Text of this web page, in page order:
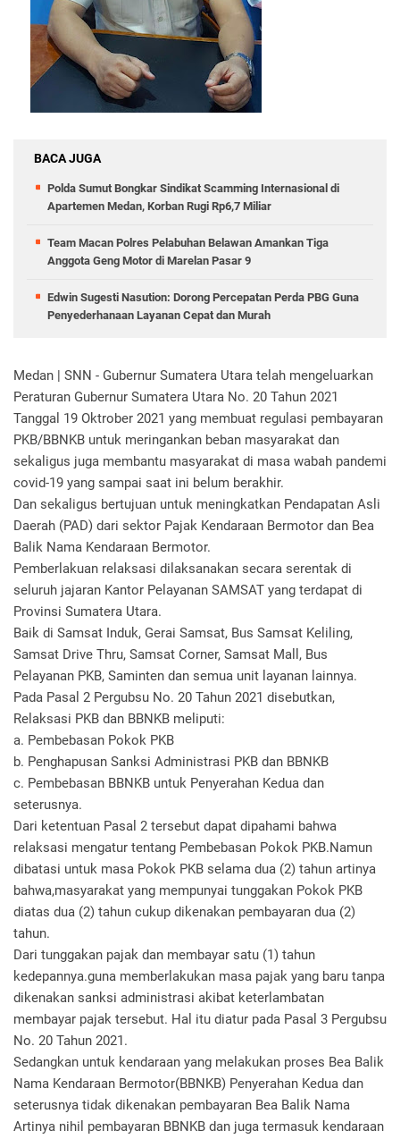
BACA JUGA
Polda Sumut Bongkar Sindikat Scamming Internasional di
Apartemen Medan, Korban Rugi Rp6,7 Miliar
Team Macan Polres Pelabuhan Belawan Amankan Tiga
Anggota Geng Motor di Marelan Pasar 9
Edwin Sugesti Nasution: Dorong Percepatan Perda PBG Guna
Penyederhanaan Layanan Cepat dan Murah
Medan | SNN - Gubernur Sumatera Utara telah mengeluarkan
Peraturan Gubernur Sumatera Utara No. 20 Tahun 2021
Tanggal 19 Oktrober 2021 yang membuat regulasi pembayaran
PKB/BBNKB untuk meringankan beban masyarakat dan
sekaligus juga membantu masyarakat di masa wabah pandemi
covid-19 yang sampai saat ini belum berakhir.
Dan sekaligus bertujuan untuk meningkatkan Pendapatan Asli
Daerah (PAD) dari sektor Pajak Kendaraan Bermotor dan Bea
Balik Nama Kendaraan Bermotor.
Pemberlakuan relaksasi dilaksanakan secara serentak di
seluruh jajaran Kantor Pelayanan SAMSAT yang terdapat di
Provinsi Sumatera Utara.
Baik di Samsat Induk, Gerai Samsat, Bus Samsat Keliling,
Samsat Drive Thru, Samsat Corner, Samsat Mall, Bus
Pelayanan PKB, Saminten dan semua unit layanan lainnya.
Pada Pasal 2 Pergubsu No. 20 Tahun 2021 disebutkan,
Relaksasi PKB dan BBNKB meliputi:
a. Pembebasan Pokok PKB
b. Penghapusan Sanksi Administrasi PKB dan BBNKB
c. Pembebasan BBNKB untuk Penyerahan Kedua dan
seterusnya.
Dari ketentuan Pasal 2 tersebut dapat dipahami bahwa
relaksasi mengatur tentang Pembebasan Pokok PKB.Namun
dibatasi untuk masa Pokok PKB selama dua (2) tahun artinya
bahwa,masyarakat yang mempunyai tunggakan Pokok PKB
diatas dua (2) tahun cukup dikenakan pembayaran dua (2)
tahun.
Dari tunggakan pajak dan membayar satu (1) tahun
kedepannya.guna memberlakukan masa pajak yang baru tanpa
dikenakan sanksi administrasi akibat keterlambatan
membayar pajak tersebut. Hal itu diatur pada Pasal 3 Pergubsu
No. 20 Tahun 2021.
Sedangkan untuk kendaraan yang melakukan proses Bea Balik
Nama Kendaraan Bermotor(BBNKB) Penyerahan Kedua dan
seterusnya tidak dikenakan pembayaran Bea Balik Nama
Artinya nihil pembayaran BBNKB dan juga termasuk kendaraan